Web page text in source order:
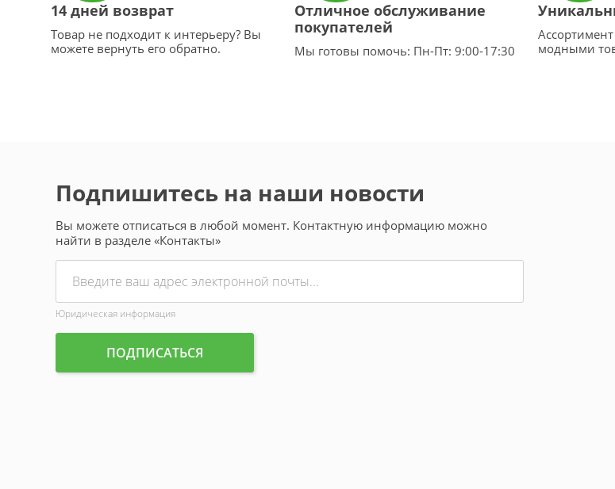
14 дней возврат
Товар не подходит к интерьеру? Вы
можете вернуть его обратно.
Отличное обслуживание
покупателей
Мы готовы помочь: Пн-Пт: 9:00-17:30
модными
Подпишитесь на наши новости
Вы можете отписаться в любой момент. Контактную информацию можно
найти в разделе «Контакты»
Юридическая информация